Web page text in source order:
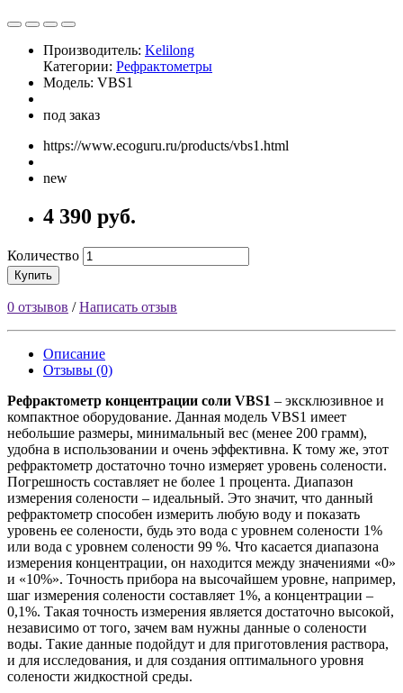
Производитель: Kelilong
Категории: Рефрактометры
Модель: VBS1
под заказ
https://www.ecoguru.ru/products/vbs1.html
new
4 390 руб.
Количество
Купить
0 отзывов /Написать отзыв
Описание
Отзывы (0)
Рефрактометр концентрации соли VBS1 – эксклюзивное и
компактное оборудование. Данная модель VBS1 имеет
небольшие размеры, минимальный вес (менее 200 грамм),
удобна в использовании и очень эффективна. К тому же, этот
рефрактометр достаточно точно измеряет уровень солености.
Погрешность составляет не более 1 процента. Диапазон
измерения солености – идеальный. Это значит, что данный
рефрактометр способен измерить любую воду и показать
уровень ее солености, будь это вода с уровнем солености 1%
или вода с уровнем солености 99 %. Что касается диапазона
измерения концентрации, он находится между значениями «0»
и «10%». Точность прибора на высочайшем уровне, например,
шаг измерения солености составляет 1%, а концентрации –
0,1%. Такая точность измерения является достаточно высокой,
независимо от того, зачем вам нужны данные о солености
воды. Такие данные подойдут и для приготовления раствора,
и для исследования, и для создания оптимального уровня
солености жидкостной среды.